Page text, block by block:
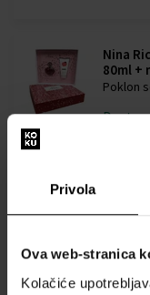
Privola
Ova web-stranica
Kolačiće
Nina
80ml +
Poklon
Poklon